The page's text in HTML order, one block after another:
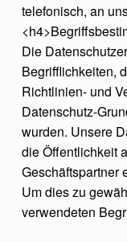
telefonisch, an
Die
Begrifflichkeiten,
Richtlinien- und
Datenschutz-
wurden. Unsere
die Öffentlichkeit
Geschäftspartner
Um dies zu
verwendeten